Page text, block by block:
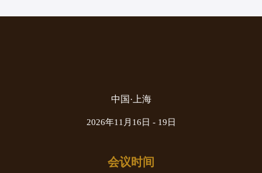
中国·上海
2026年11月16日 - 19日
会议时间